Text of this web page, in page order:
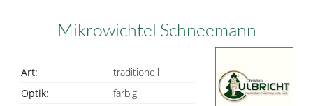
Mikrowichtel Schneemann
Art:
traditionell
Optik:
farbig